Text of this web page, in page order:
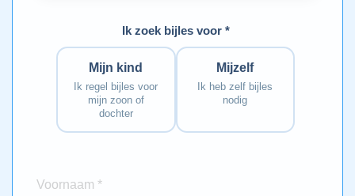
Ik zoek bijles voor *
Mijn kind
Ik regel bijles voor
mijn zoon of
dochter
Mijzelf
Ik heb zelf bijles
nodig
Voornaam *